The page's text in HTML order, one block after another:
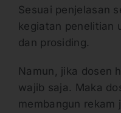
Sesuai penjelasan
kegiatan penelitian
dan prosiding.
Namun, jika dosen
wajib saja. Maka
membangun rekam